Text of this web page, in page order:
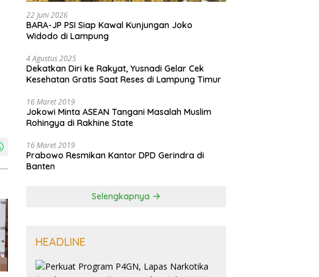
22 Juni 2026
BARA-JP PSI Siap Kawal Kunjungan Joko
Widodo di Lampung
4 Agustus 2025
Dekatkan Diri ke Rakyat, Yusnadi Gelar Cek
Kesehatan Gratis Saat Reses di Lampung Timur
16 Maret 2019
Jokowi Minta ASEAN Tangani Masalah Muslim
Rohingya di Rakhine State
16 Maret 2019
Prabowo Resmikan Kantor DPD Gerindra di
Banten
Selengkapnya
HEADLINE